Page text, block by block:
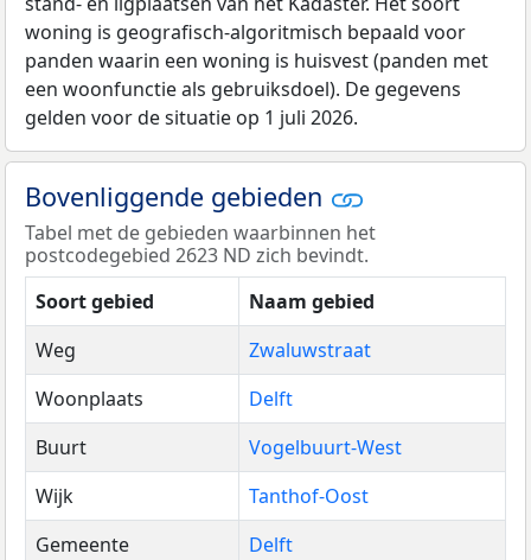
woning is geografisch-algoritmisch bepaald voor
panden waarin een woning is huisvest (panden met
een woonfunctie als gebruiksdoel). De gegevens
gelden voor de situatie op 1 juli 2026.
Bovenliggende gebieden
Tabel met de gebieden waarbinnen het
postcodegebied 2623 ND zich bevindt.
Soort gebied
Naam gebied
Weg
Zwaluwstraat
Woonplaats
Delft
Buurt
Vogelbuurt-West
Wijk
Tanthof-Oost
Gemeente
Delft